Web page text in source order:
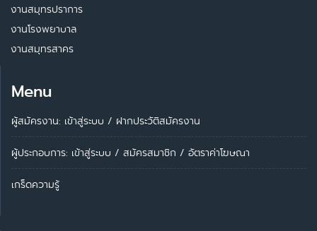
งานสมุทรปราการ
งานโรงพยาบาล
งานสมุทรสาคร
Menu
ผู้สมัครงาน: เข้าสู่ระบบ / ฝากประวัติสมัครงาน
ผู้ประกอบการ: เข้าสู่ระบบ / สมัครสมาชิก / อัตราค่าโฆษณา
เกร็ดความรู้